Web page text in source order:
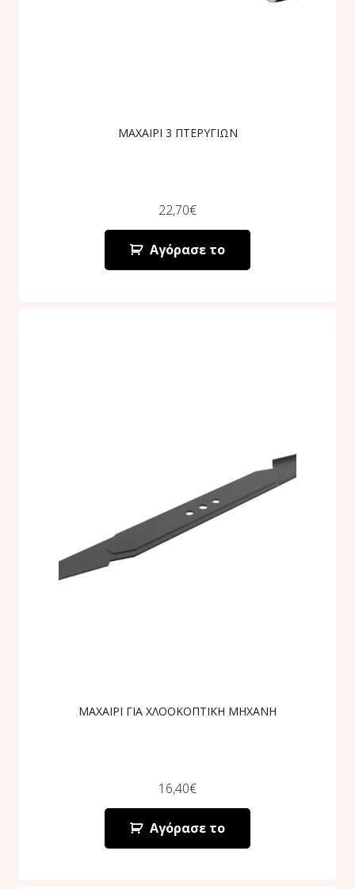
ΜΑΧΑΙΡΙ 3 ΠΤΕΡΥΓΙΩΝ
22,70€
Αγόρασε το
ΜΑΧΑΙΡΙ ΓΙΑ ΧΛΟΟΚΟΠΤΙΚΗ ΜΗΧΑΝΗ
16,40€
Αγόρασε το